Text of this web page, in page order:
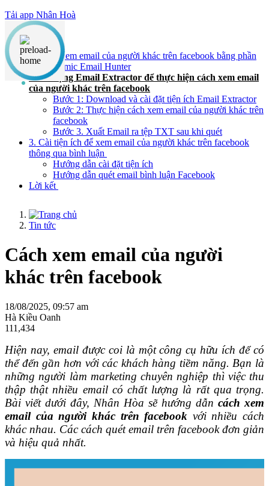
Tải app Nhân Hoà
Nội dung chính
1. Cách xem email của người khác trên facebook bằng phần
mềm Atomic Email Hunter
2. Sử dụng Email Extractor để thực hiện cách xem email
của người khác trên facebook
Bước 1: Download và cài đặt tiện ích Email Extractor
Bước 2: Thực hiện cách xem email của người khác trên
facebook
Bước 3. Xuất Email ra tệp TXT sau khi quét
3. Cài tiện ích để xem email của người khác trên facebook
thông qua bình luận
Hướng dẫn cài đặt tiện ích
Hướng dẫn quét email bình luận Facebook
Lời kết
Tin tức
Cách xem email của người
khác trên facebook
18/08/2025, 09:57 am
Hà Kiều Oanh
111,434
Hiện nay, email được coi là một công cụ hữu ích để có
thể đến gần hơn với các khách hàng tiềm năng. Bạn là
những người làm marketing chuyên nghiệp thì việc thu
thập thật nhiều email có chất lượng là rất qua trọng.
Bài viết dưới đây, Nhân Hòa sẽ hướng dẫn cách xem
email của người khác trên facebook với nhiều cách
khác nhau. Các cách quét email trên facebook đơn giản
và hiệu quả nhất.